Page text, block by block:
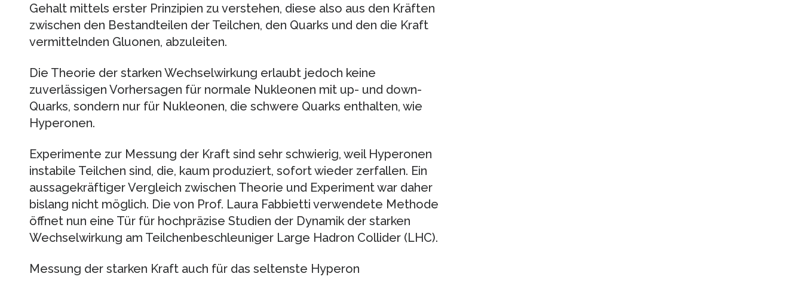
Gehalt mittels erster Prinzipien zu verstehen, diese also aus den Kräften
zwischen den Bestandteilen der Teilchen, den Quarks und den die Kraft
vermittelnden Gluonen, abzuleiten.
Die Theorie der starken Wechselwirkung erlaubt jedoch keine
zuverlässigen Vorhersagen für normale Nukleonen mit up- und down-
Quarks, sondern nur für Nukleonen, die schwere Quarks enthalten, wie
Hyperonen.
Experimente zur Messung der Kraft sind sehr schwierig, weil Hyperonen
instabile Teilchen sind, die, kaum produziert, sofort wieder zerfallen. Ein
aussagekräftiger Vergleich zwischen Theorie und Experiment war daher
bislang nicht möglich. Die von Prof. Laura Fabbietti verwendete Methode
öffnet nun eine Tür für hochpräzise Studien der Dynamik der starken
Wechselwirkung am Teilchenbeschleuniger Large Hadron Collider (LHC).
Messung der starken Kraft auch für das seltenste Hyperon